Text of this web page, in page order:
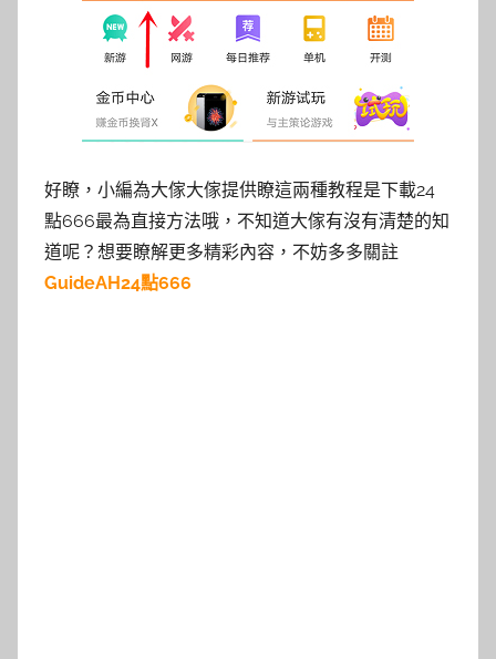
好瞭，小編為大傢大傢提供瞭這兩種教程是下載24
點666最為直接方法哦，不知道大傢有沒有清楚的知
道呢？想要瞭解更多精彩內容，不妨多多關註
GuideAH24點666